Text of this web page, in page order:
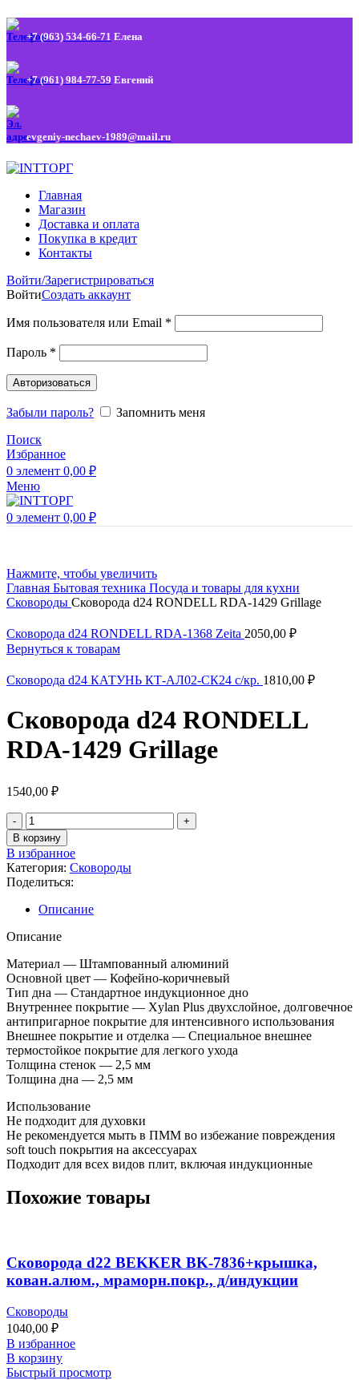
+7 (963) 534-66-71 Елена
+7 (961) 984-77-59 Евгений
evgeniy-nechaev-1989@mail.ru
Главная
Магазин
Доставка и оплата
Покупка в кредит
Контакты
Войти/Зарегистрироваться
ВойтиСоздать аккаунт
Имя пользователя или Email *
Пароль *
Авторизоваться
Забыли пароль?
Запомнить меня
Поиск
Избранное
0 элемент 0,00 ₽
Меню
0 элемент 0,00 ₽
Нажмите, чтобы увеличить
Главная Бытовая техника Посуда и товары для кухни
Сковороды Сковорода d24 RONDELL RDA-1429 Grillage
Сковорода d24 RONDELL RDA-1368 Zeita 2050,00 ₽
Вернуться к товарам
Сковорода d24 КАТУНЬ КТ-АЛ02-СК24 с/кр. 1810,00 ₽
Сковорода d24 RONDELL
RDA-1429 Grillage
1540,00 ₽
В корзину
В избранное
Категория: Сковороды
Поделиться:
Описание
Описание
Материал — Штампованный алюминий
Основной цвет — Кофейно-коричневый
Тип дна — Стандартное индукционное дно
Внутреннее покрытие — Xylan Plus двухслойное, долговечное
антипригарное покрытие для интенсивного использования
Внешнее покрытие и отделка — Специальное внешнее
термостойкое покрытие для легкого ухода
Толщина стенок — 2,5 мм
Толщина дна — 2,5 мм
Использование
Не подходит для духовки
Не рекомендуется мыть в ПММ во избежание повреждения
soft touch покрытия на аксессуарах
Подходит для всех видов плит, включая индукционные
Похожие товары
Сковорода d22 BEKKER BK-7836+крышка,
кован.алюм., мраморн.покр., д/индукции
Сковороды
1040,00 ₽
В избранное
В корзину
Быстрый просмотр